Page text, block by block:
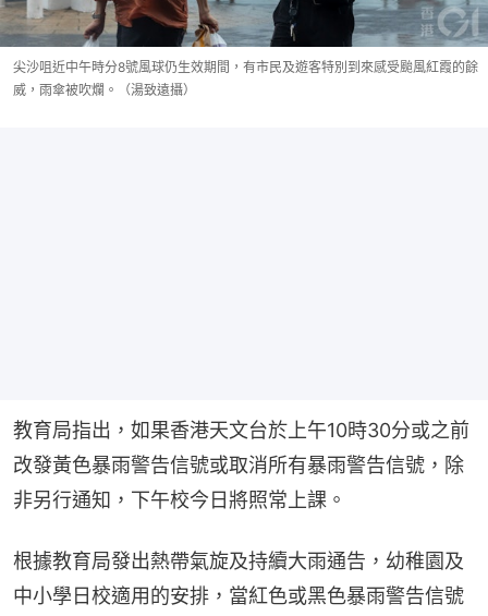
尖沙咀近中午時分8號風球仍生效期間，有市民及遊客特別到來感受颱風紅霞的餘
威，雨傘被吹爛。（湯致遠攝）
教育局指出，如果香港天文台於上午10時30分或之前
改發黃色暴雨警告信號或取消所有暴雨警告信號，除
非另行通知，下午校今日將照常上課。
根據教育局發出熱帶氣旋及持續大雨通告，幼稚園及
中小學日校適用的安排，當紅色或黑色暴雨警告信號